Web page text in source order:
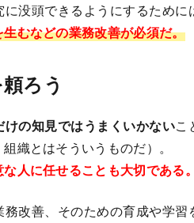
没頭できるようにするために
むなどの業務改善が必須だ。
ろう
けの知見ではうまくいかないこ
織とはそういうものだ）。
人に任せることも大切である。
改善、そのための育成や学習